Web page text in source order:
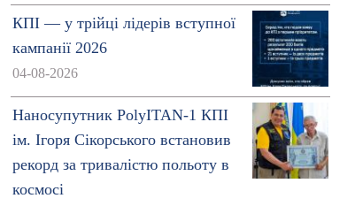
КПІ — у трійці лідерів вступної
кампанії 2026
04-08-2026
Наносупутник PolyITAN-1 КПІ
ім. Ігоря Сікорського встановив
рекорд за тривалістю польоту в
космосі